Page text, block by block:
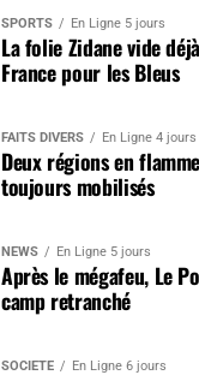
SPORTS En Ligne 5 jours
La folie Zidane vide
France pour les Bleus
FAITS DIVERS En Ligne 4 jours
Deux régions en
toujours mobilisés
NEWS En Ligne 5 jours
Après le mégafeu, Le
camp retranché
SOCIÉTÉ En Ligne 6 jours